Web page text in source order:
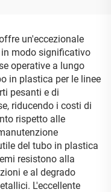
un'eccezionale
modo significativo
operative a lungo
in plastica per le linee
pesanti e di
riducendo i costi di
rispetto alle
del tubo in plastica
resistono alla
e al degrado
L'eccellente